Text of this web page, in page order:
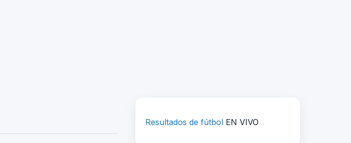
Resultados de fútbol EN VIVO